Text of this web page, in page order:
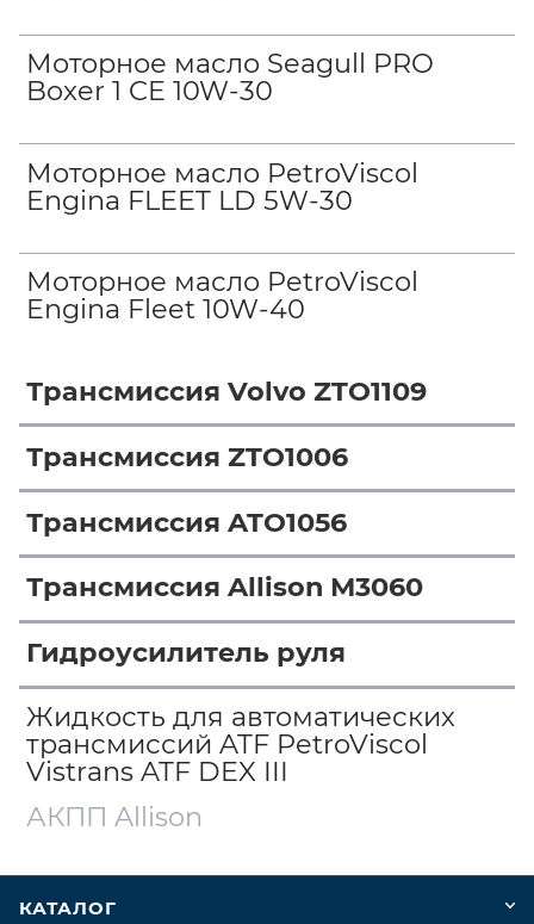
Моторное масло Seagull PRO
Boxer 1 CE 10W-30
Моторное масло PetroViscol
Engina FLEET LD 5W-30
Моторное масло PetroViscol
Engina Fleet 10W-40
Трансмиссия Volvo ZTO1109
Трансмиссия ZTO1006
Трансмиссия ATO1056
Трансмиссия Allison M3060
Гидроусилитель руля
Жидкость для автоматических
трансмиссий ATF PetroViscol
Vistrans ATF DEX III
АКПП Allison
КАТАЛОГ